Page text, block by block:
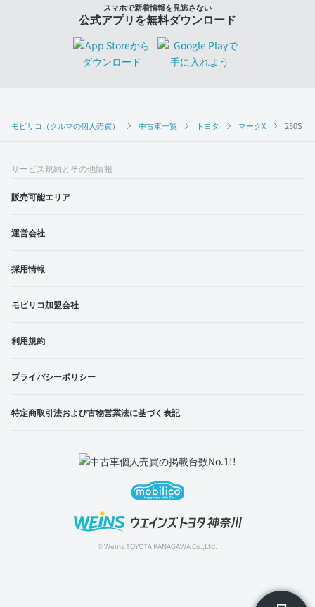
モビリコ（クルマの個人売買） 中古車一覧 トヨタ マークX 250S
スマホで新着情報を見逃さない
公式アプリを無料ダウンロード
サービス規約とその他情報
販売可能エリア
運営会社
採用情報
モビリコ加盟会社
利用規約
プライバシーポリシー
特定商取引法および古物営業法に基づく表記
© Weins TOYOTA KANAGAWA Co.,Ltd.